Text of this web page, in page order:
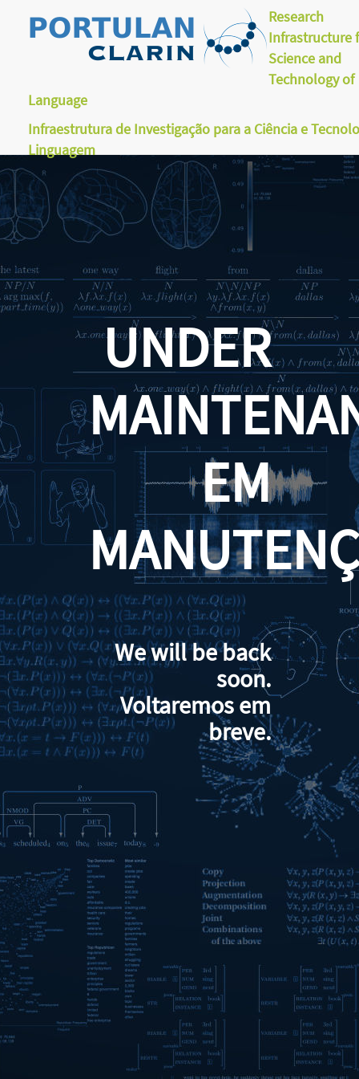
Research
Infrastructure
Science and
Technology of
Language
Infraestrutura de Investigação para a Ciência e
Linguagem
UNDER
EM
We will be back
soon.
Voltaremos em
breve.